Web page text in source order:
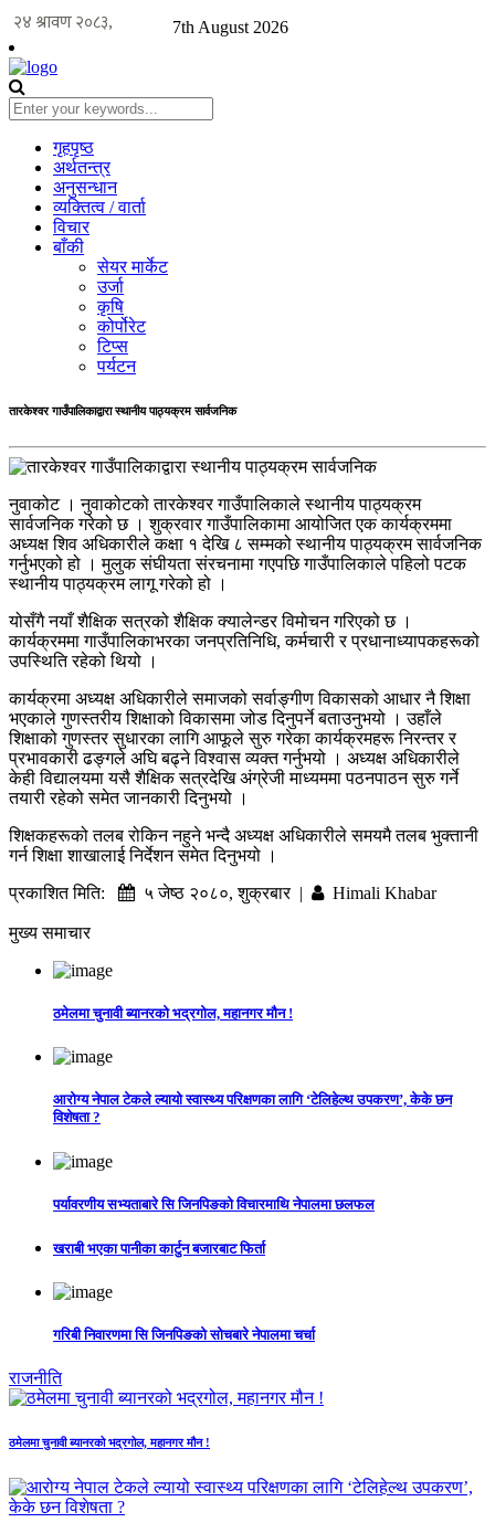
7th August 2026
गृहपृष्ठ
अर्थतन्त्र
अनुसन्धान
व्यक्तित्व / वार्ता
विचार
बाँकी
सेयर मार्केट
उर्जा
कृषि
कोर्पोरेट
टिप्स
पर्यटन
तारकेश्वर गाउँपालिकाद्वारा स्थानीय पाठ्यक्रम सार्वजनिक
नुवाकोट । नुवाकोटको तारकेश्वर गाउँपालिकाले स्थानीय पाठ्यक्रम
सार्वजनिक गरेको छ । शुक्रवार गाउँपालिकामा आयोजित एक कार्यक्रममा
अध्यक्ष शिव अधिकारीले कक्षा १ देखि ८ सम्मको स्थानीय पाठ्यक्रम सार्वजनिक
गर्नुभएको हो । मुलुक संघीयता संरचनामा गएपछि गाउँपालिकाले पहिलो पटक
स्थानीय पाठ्यक्रम लागू गरेको हो ।
योसँगै नयाँ शैक्षिक सत्रको शैक्षिक क्यालेन्डर विमोचन गरिएको छ ।
कार्यक्रममा गाउँपालिकाभरका जनप्रतिनिधि, कर्मचारी र प्रधानाध्यापकहरूको
उपस्थिति रहेको थियो ।
कार्यक्रमा अध्यक्ष अधिकारीले समाजको सर्वाङ्गीण विकासको आधार नै शिक्षा
भएकाले गुणस्तरीय शिक्षाको विकासमा जोड दिनुपर्ने बताउनुभयो । उहाँले
शिक्षाको गुणस्तर सुधारका लागि आफूले सुरु गरेका कार्यक्रमहरू निरन्तर र
प्रभावकारी ढङ्गले अघि बढ्ने विश्वास व्यक्त गर्नुभयो । अध्यक्ष अधिकारीले
केही विद्यालयमा यसै शैक्षिक सत्रदेखि अंग्रेजी माध्यममा पठनपाठन सुरु गर्ने
तयारी रहेको समेत जानकारी दिनुभयो ।
शिक्षकहरूको तलब रोकिन नहुने भन्दै अध्यक्ष अधिकारीले समयमै तलब भुक्तानी
गर्न शिक्षा शाखालाई निर्देशन समेत दिनुभयो ।
प्रकाशित मिति:
५ जेष्ठ २०८०, शुक्रबार | Himali Khabar
मुख्य समाचार
ठमेलमा चुनावी ब्यानरको भद्रगोल, महानगर मौन !
आरोग्य नेपाल टेकले ल्यायो स्वास्थ्य परिक्षणका लागि ‘टेलिहेल्थ उपकरण’, केके छन
विशेषता ?
पर्यावरणीय सभ्यताबारे सि जिनपिङको विचारमाथि नेपालमा छलफल
खराबी भएका पानीका कार्टुन बजारबाट फिर्ता
गरिबी निवारणमा सि जिनपिङको सोचबारे नेपालमा चर्चा
राजनीति
ठमेलमा चुनावी ब्यानरको भद्रगोल, महानगर मौन !